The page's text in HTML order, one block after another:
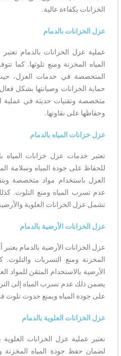
الخزانات بكفاءة عالية.
عزل الخزانات بالدمام
عملية عزل الخزانات بالدمام
المياه المخزنة ومنع تلوثها. كما
المتخصصة في خدمات العزل،
حماية الخزانات وصيانتها بشكل
متخصصة وتقنيات حديثة في عملية
وحفاظها على نقاوتها.
عزل خزانات المياه بالدمام
تعتبر خدمات عزل خزانات المياه
للحفاظ على جودة المياه وسلامة
العزل باستخدام مواد متخصصة
عدم تسرب المياه ومنع التلوث.
تشمل عزل الخزانات العلوية
عزل الخزانات الأرضية بالدمام
عزل الخزانات الأرضية بالدمام
المخزنة ومنع التسربات والتلوث.
الأرضية بالاستخدام المتقن للمواد
يضمن ذلك عدم تسرب المياه إلى
على جودة المياه ويمنع حدوث تلوث
عزل الخزانات العلوية بالدمام
تعتبر عملية عزل الخزانات
لضمان حفظ جودة المياه المخزنة